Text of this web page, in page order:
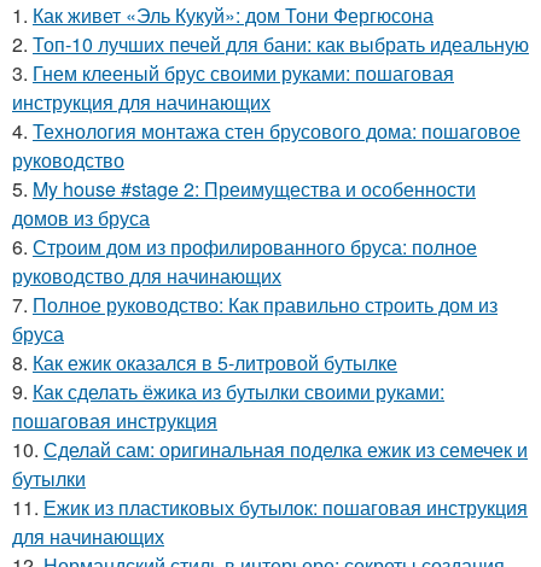
1. Как живет «Эль Кукуй»: дом Тони Фергюсона
2. Топ-10 лучших печей для бани: как выбрать идеальную
3. Гнем клееный брус своими руками: пошаговая
инструкция для начинающих
4. Технология монтажа стен брусового дома: пошаговое
руководство
5. My house #stage 2: Преимущества и особенности
домов из бруса
6. Строим дом из профилированного бруса: полное
руководство для начинающих
7. Полное руководство: Как правильно строить дом из
бруса
8. Как ежик оказался в 5-литровой бутылке
9. Как сделать ёжика из бутылки своими руками:
пошаговая инструкция
10. Сделай сам: оригинальная поделка ежик из семечек и
бутылки
11. Ежик из пластиковых бутылок: пошаговая инструкция
для начинающих